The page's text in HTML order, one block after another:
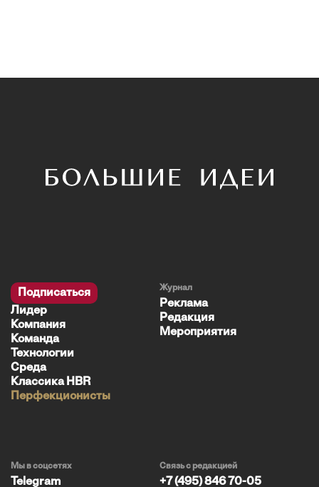
Подписаться
Лидер
Компания
Команда
Технологии
Среда
Классика HBR
Перфекционисты
Журнал
Реклама
Редакция
Мероприятия
Мы в соцсетях
Telegram
Связь с редакцией
+7 (495) 846 70-05